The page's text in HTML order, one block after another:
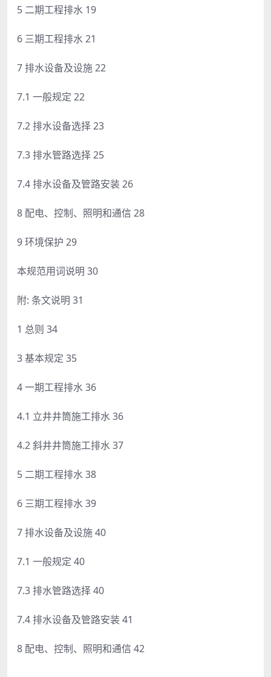
5 二期工程排水 19
6 三期工程排水 21
7 排水设备及设施 22
7.1 一般规定 22
7.2 排水设备选择 23
7.3 排水管路选择 25
7.4 排水设备及管路安装 26
8 配电、控制、照明和通信 28
9 环境保护 29
本规范用词说明 30
附: 条文说明 31
1 总则 34
3 基本规定 35
4 一期工程排水 36
4.1 立井井筒施工排水 36
4.2 斜井井筒施工排水 37
5 二期工程排水 38
6 三期工程排水 39
7 排水设备及设施 40
7.1 一般规定 40
7.3 排水管路选择 40
7.4 排水设备及管路安装 41
8 配电、控制、照明和通信 42